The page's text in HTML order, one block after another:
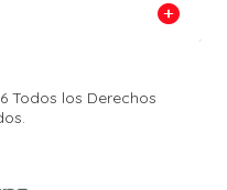
Todos los Derechos